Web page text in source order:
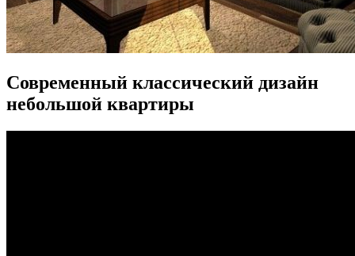
Современный классический дизайн
небольшой квартиры